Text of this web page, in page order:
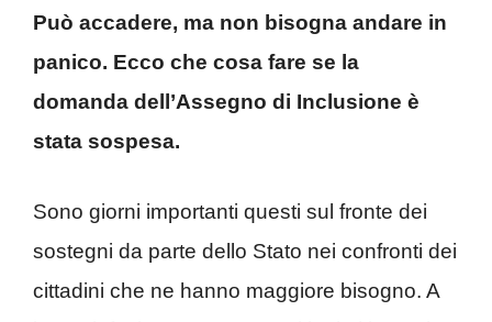
Può accadere, ma non bisogna andare in
panico. Ecco che cosa fare se la
domanda dell’Assegno di Inclusione è
stata sospesa.
Sono giorni importanti questi sul fronte dei
sostegni da parte dello Stato nei confronti dei
cittadini che ne hanno maggiore bisogno. A